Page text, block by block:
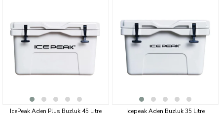
IcePeak Aden Plus Buzluk 45 Litre Icepeak Aden Buzluk 35 Litre